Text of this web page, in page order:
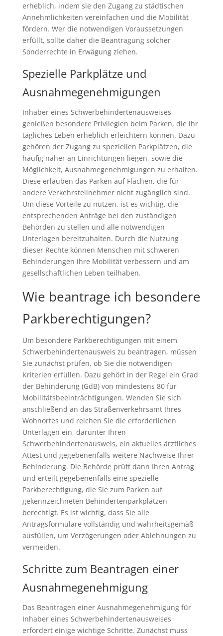
erheblich, indem sie den Zugang zu städtischen
Annehmlichkeiten vereinfachen und die Mobilität
fördern. Wer die notwendigen Voraussetzungen
erfüllt, sollte daher die Beantragung solcher
Sonderrechte in Erwägung ziehen.
Spezielle Parkplätze und
Ausnahmegenehmigungen
Inhaber eines Schwerbehindertenausweises
genießen besondere Privilegien beim Parken, die ihr
tägliches Leben erheblich erleichtern können. Dazu
gehören der Zugang zu speziellen Parkplätzen, die
häufig näher an Einrichtungen liegen, sowie die
Möglichkeit, Ausnahmegenehmigungen zu erhalten.
Diese erlauben das Parken auf Flächen, die für
andere Verkehrsteilnehmer nicht zugänglich sind.
Um diese Vorteile zu nutzen, ist es wichtig, die
entsprechenden Anträge bei den zuständigen
Behörden zu stellen und alle notwendigen
Unterlagen bereitzuhalten. Durch die Nutzung
dieser Rechte können Menschen mit schweren
Behinderungen ihre Mobilität verbessern und am
gesellschaftlichen Leben teilhaben.
Wie beantrage ich besondere
Parkberechtigungen?
Um besondere Parkberechtigungen mit einem
Schwerbehindertenausweis zu beantragen, müssen
Sie zunächst prüfen, ob Sie die notwendigen
Kriterien erfüllen. Dazu gehört in der Regel ein Grad
der Behinderung (GdB) von mindestens 80 für
Mobilitätsbeeinträchtigungen. Wenden Sie sich
anschließend an das Straßenverkehrsamt Ihres
Wohnortes und reichen Sie die erforderlichen
Unterlagen ein, darunter Ihren
Schwerbehindertenausweis, ein aktuelles ärztliches
Attest und gegebenenfalls weitere Nachweise Ihrer
Behinderung. Die Behörde prüft dann Ihren Antrag
und erteilt gegebenenfalls eine spezielle
Parkberechtigung, die Sie zum Parken auf
gekennzeichneten Behindertenparkplätzen
berechtigt. Es ist wichtig, dass Sie alle
Antragsformulare vollständig und wahrheitsgemäß
ausfüllen, um Verzögerungen oder Ablehnungen zu
vermeiden.
Schritte zum Beantragen einer
Ausnahmegenehmigung
Das Beantragen einer Ausnahmegenehmigung für
Inhaber eines Schwerbehindertenausweises
erfordert einige wichtige Schritte. Zunächst muss